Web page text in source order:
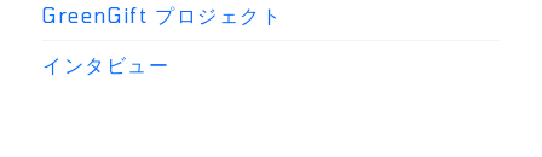
GreenGift プロジェクト
インタビュー